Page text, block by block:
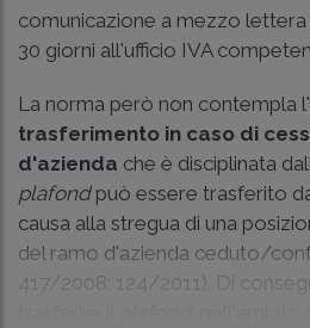
comunicazione a mezzo
30 giorni all'ufficio IVA
La norma però non contempla
trasferimento in caso di
d'azienda che è disciplinata
plafondpuò essere trasferito
causa alla stregua di una
del ramo d'azienda ceduto/
417/2008; 124/2011). Di